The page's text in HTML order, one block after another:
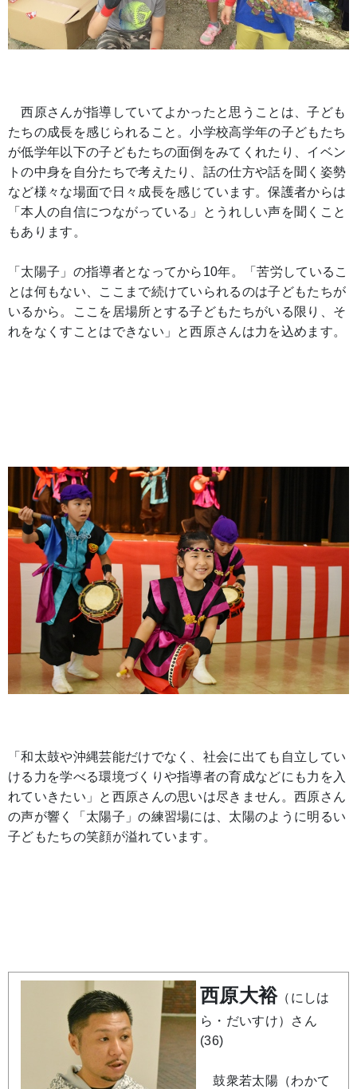
西原さんが指導していてよかったと思うことは、子ども
たちの成長を感じられること。小学校高学年の子どもたち
が低学年以下の子どもたちの面倒をみてくれたり、イベン
トの中身を自分たちで考えたり、話の仕方や話を聞く姿勢
など様々な場面で日々成長を感じています。保護者からは
「本人の自信につながっている」とうれしい声を聞くこと
もあります。
「太陽子」の指導者となってから10年。「苦労しているこ
とは何もない、ここまで続けていられるのは子どもたちが
いるから。ここを居場所とする子どもたちがいる限り、そ
れをなくすことはできない」と西原さんは力を込めます。
「和太鼓や沖縄芸能だけでなく、社会に出ても自立してい
ける力を学べる環境づくりや指導者の育成などにも力を入
れていきたい」と西原さんの思いは尽きません。西原さん
の声が響く「太陽子」の練習場には、太陽のように明るい
子どもたちの笑顔が溢れています。
西原大裕（にしは
ら・だいすけ）さん
(36)
鼓衆若太陽（わかて